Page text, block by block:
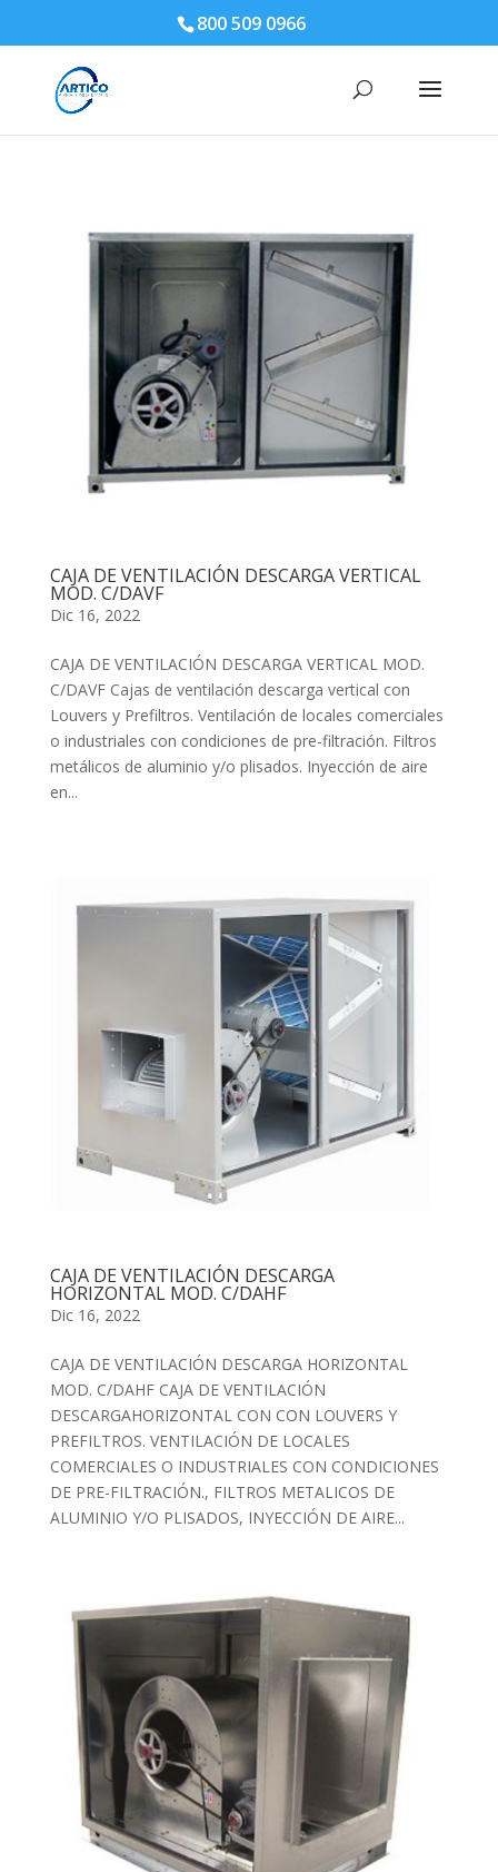
800 509 0966
CAJA DE VENTILACIÓN DESCARGA VERTICAL
MOD. C/DAVF
Dic 16, 2022
CAJA DE VENTILACIÓN DESCARGA VERTICAL MOD.
C/DAVF Cajas de ventilación descarga vertical con
Louvers y Prefiltros. Ventilación de locales comerciales
o industriales con condiciones de pre-filtración. Filtros
metálicos de aluminio y/o plisados. Inyección de aire
en...
CAJA DE VENTILACIÓN DESCARGA
HORIZONTAL MOD. C/DAHF
Dic 16, 2022
CAJA DE VENTILACIÓN DESCARGA HORIZONTAL
MOD. C/DAHF CAJA DE VENTILACIÓN
DESCARGAHORIZONTAL CON CON LOUVERS Y
PREFILTROS. VENTILACIÓN DE LOCALES
COMERCIALES O INDUSTRIALES CON CONDICIONES
DE PRE-FILTRACIÓN., FILTROS METALICOS DE
ALUMINIO Y/O PLISADOS, INYECCIÓN DE AIRE...